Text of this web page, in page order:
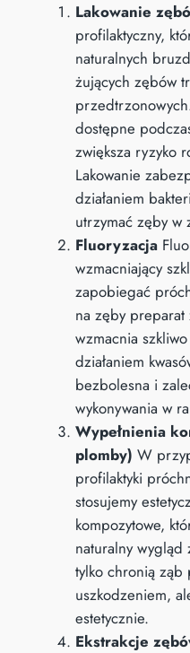
Lakowanie
profilaktyczny,
naturalnych
żujących zębów
dostępne
zwiększa ryzyko
Lakowanie
działaniem
utrzymać zęby w
Fluoryzacja
wzmacniający
zapobiegać
na zęby
wzmacnia
działaniem
bezbolesna i
wykonywania w
Wypełnienia
plomby) W
profilaktyki
stosujemy
kompozytowe,
naturalny wygląd
tylko chronią ząb
uszkodzeniem,
estetycznie.
Ekstrakcje